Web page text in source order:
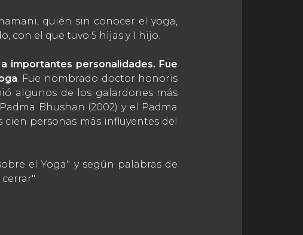
quién sin conocer el yoga,
con el que tuvo 5 hijas y 1 hijo.
importantes personalidades. Fue
. Fue nombrado doctor honoris
algunos de los galardones más
Bhushan (2002) y el Padma
personas más influyentes del
el Yoga" y según palabras de